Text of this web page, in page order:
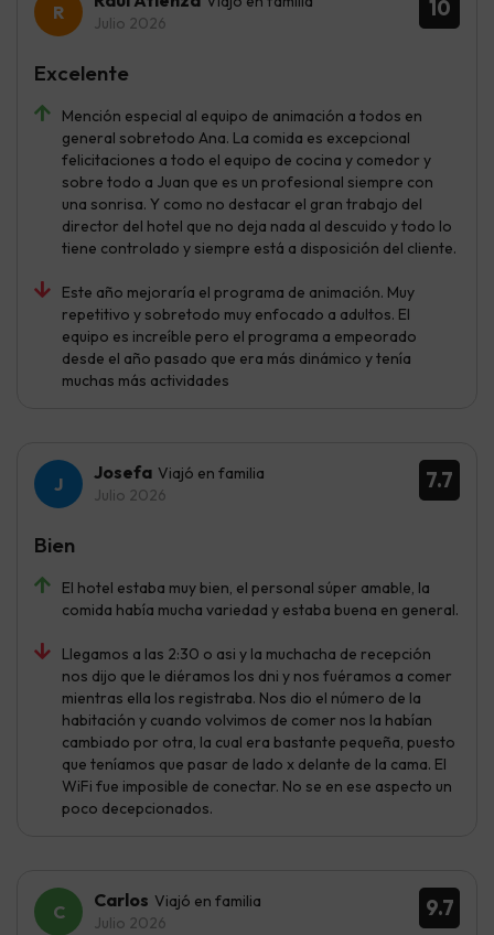
10
Julio 2026
Mención especial al equipo de animación a todos en
general sobretodo Ana. La comida es excepcional
felicitaciones a todo el equipo de cocina y comedor y
sobre todo a Juan que es un profesional siempre con
una sonrisa. Y como no destacar el gran trabajo del
director del hotel que no deja nada al descuido y todo lo
tiene controlado y siempre está a disposición del cliente.
Este año mejoraría el programa de animación. Muy
repetitivo y sobretodo muy enfocado a adultos. El
equipo es increíble pero el programa a empeorado
desde el año pasado que era más dinámico y tenía
muchas más actividades
Excelente
7.7
Josefa Viajó en familia
Julio 2026
El hotel estaba muy bien, el personal súper amable, la
comida había mucha variedad y estaba buena en general.
Llegamos a las 2:30 o asi y la muchacha de recepción
nos dijo que le diéramos los dni y nos fuéramos a comer
mientras ella los registraba. Nos dio el número de la
habitación y cuando volvimos de comer nos la habían
cambiado por otra, la cual era bastante pequeña, puesto
que teníamos que pasar de lado x delante de la cama. El
WiFi fue imposible de conectar. No se en ese aspecto un
poco decepcionados.
Bien
9.7
Carlos Viajó en familia
Julio 2026